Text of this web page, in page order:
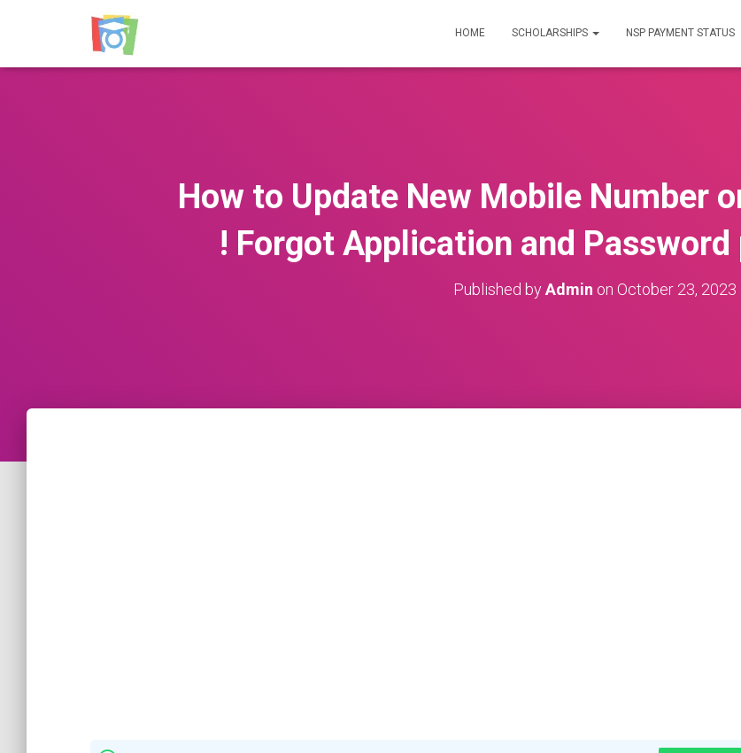
HOME SCHOLARSHIPS NSP PAYMENT STATUS
How to Update New Mobile Number
! Forgot Application and Password
Published byAdmin on October 23, 2023